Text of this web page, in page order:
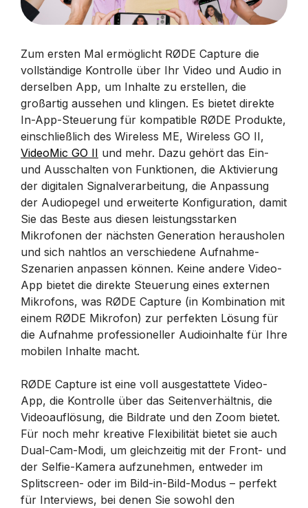
Zum ersten Mal ermöglicht RØDE Capture die
vollständige Kontrolle über Ihr Video und Audio in
derselben App, um Inhalte zu erstellen, die
großartig aussehen und klingen. Es bietet direkte
In-App-Steuerung für kompatible RØDE Produkte,
einschließlich des Wireless ME, Wireless GO II,
VideoMic GO II und mehr. Dazu gehört das Ein-
und Ausschalten von Funktionen, die Aktivierung
der digitalen Signalverarbeitung, die Anpassung
der Audiopegel und erweiterte Konfiguration, damit
Sie das Beste aus diesen leistungsstarken
Mikrofonen der nächsten Generation herausholen
und sich nahtlos an verschiedene Aufnahme-
Szenarien anpassen können. Keine andere Video-
App bietet die direkte Steuerung eines externen
Mikrofons, was RØDE Capture (in Kombination mit
einem RØDE Mikrofon) zur perfekten Lösung für
die Aufnahme professioneller Audioinhalte für Ihre
mobilen Inhalte macht.
RØDE Capture ist eine voll ausgestattete Video-
App, die Kontrolle über das Seitenverhältnis, die
Videoauflösung, die Bildrate und den Zoom bietet.
Für noch mehr kreative Flexibilität bietet sie auch
Dual-Cam-Modi, um gleichzeitig mit der Front- und
der Selfie-Kamera aufzunehmen, entweder im
Splitscreen- oder im Bild-in-Bild-Modus – perfekt
für Interviews, bei denen Sie sowohl den